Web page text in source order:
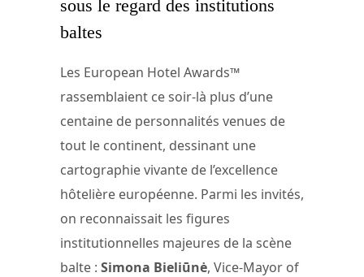
sous le regard des institutions
baltes
Les European Hotel Awards™
rassemblaient ce soir-là plus d’une
centaine de personnalités venues de
tout le continent, dessinant une
cartographie vivante de l’excellence
hôtelière européenne. Parmi les invités,
on reconnaissait les figures
institutionnelles majeures de la scène
balte : Simona Bieliūnė, Vice-Mayor of